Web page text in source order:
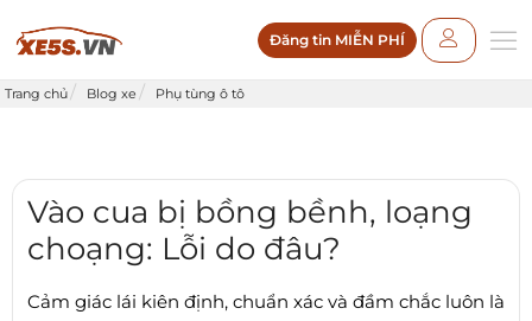
Đăng tin MIỄN PHÍ
Trang chủ Blog xe Phụ tùng ô tô
Vào cua bị bồng bềnh, loạng
choạng: Lỗi do đâu?
Cảm giác lái kiên định, chuẩn xác và đầm chắc luôn là